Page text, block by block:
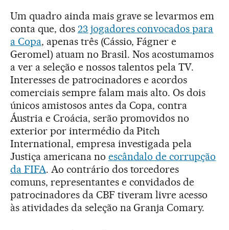
Um quadro ainda mais grave se levarmos em
conta que, dos 23 jogadores convocados para
a Copa, apenas três (Cássio, Fágner e
Geromel) atuam no Brasil. Nos acostumamos
a ver a seleção e nossos talentos pela TV.
Interesses de patrocinadores e acordos
comerciais sempre falam mais alto. Os dois
únicos amistosos antes da Copa, contra
Áustria e Croácia, serão promovidos no
exterior por intermédio da Pitch
International, empresa investigada pela
Justiça americana no escândalo de corrupção
da FIFA. Ao contrário dos torcedores
comuns, representantes e convidados de
patrocinadores da CBF tiveram livre acesso
às atividades da seleção na Granja Comary.